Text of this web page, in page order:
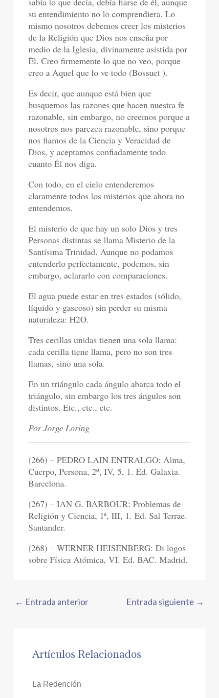
su entendimiento no lo comprendiera. Lo
mismo nosotros debemos creer los misterios
de la Religión que Dios nos enseña por
medio de la Iglesia, divinamente asistida por
Él. Creo firmemente lo que no veo, porque
creo a Aquel que lo ve todo (Bossuet ).
Es decir, que aunque está bien que
busquemos las razones que hacen nuestra fe
razonable, sin embargo, no creemos porque a
nosotros nos parezca razonable, sino porque
nos fiamos de la Ciencia y Veracidad de
Dios, y aceptamos confiadamente todo
cuanto Él nos diga.
Con todo, en el cielo entenderemos
claramente todos los misterios que ahora no
entendemos.
El misterio de que hay un solo Dios y tres
Personas distintas se llama Misterio de la
Santísima Trinidad. Aunque no podamos
entenderlo perfectamente, podemos, sin
embargo, aclararlo con comparaciones.
El agua puede estar en tres estados (sólido,
líquido y gaseoso) sin perder su misma
naturaleza: H2O.
Tres cerillas unidas tienen una sola llama:
cada cerilla tiene llama, pero no son tres
llamas, sino una sola.
En un triángulo cada ángulo abarca todo el
triángulo, sin embargo los tres ángulos son
distintos. Etc., etc., etc.
Por Jorge Loring
(266) – PEDRO LAIN ENTRALGO: Alma,
Cuerpo, Persona, 2º, IV, 5, 1. Ed. Galaxia.
Barcelona.
(267) – IAN G. BARBOUR: Problemas de
Religión y Ciencia, 1ª, III, 1. Ed. Sal Terrae.
Santander.
(268) – WERNER HEISENBERG: Di logos
sobre Física Atómica, VI. Ed. BAC. Madrid.
← Entrada anterior Entrada siguiente →
Artículos Relacionados
La Redención